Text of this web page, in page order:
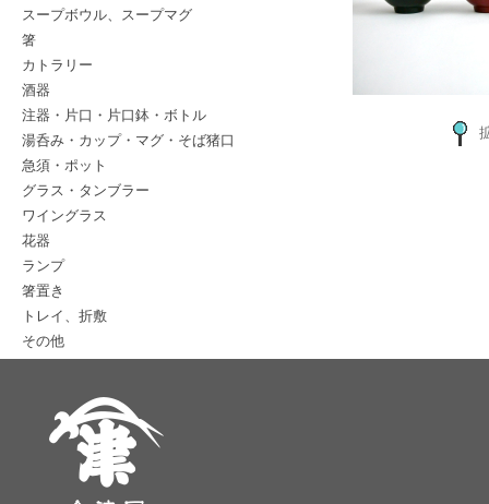
スープボウル、スープマグ
箸
カトラリー
酒器
注器・片口・片口鉢・ボトル
湯呑み・カップ・マグ・そば猪口
急須・ポット
グラス・タンブラー
ワイングラス
花器
ランプ
箸置き
トレイ、折敷
その他